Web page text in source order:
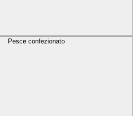
Pesce confezionato